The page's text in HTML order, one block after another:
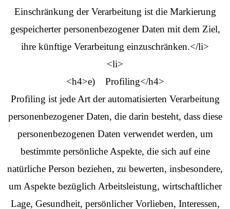
Einschränkung der Verarbeitung ist die Markierung
gespeicherter personenbezogener Daten mit dem Ziel,
ihre künftige Verarbeitung einzuschränken.</li>
<li>
<h4>e) Profiling</h4>
Profiling ist jede Art der automatisierten Verarbeitung
personenbezogener Daten, die darin besteht, dass diese
personenbezogenen Daten verwendet werden, um
bestimmte persönliche Aspekte, die sich auf eine
natürliche Person beziehen, zu bewerten, insbesondere,
um Aspekte bezüglich Arbeitsleistung, wirtschaftlicher
Lage, Gesundheit, persönlicher Vorlieben, Interessen,